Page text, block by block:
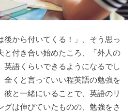
後から付いてくる！」、そう思っ
と付き合い始めたころ、「外人の
英語くらいできるようになるでし
全くと言っていい程英語の勉強を
彼と一緒にいることで、英語のリ
グは伸びていたものの、勉強をさ